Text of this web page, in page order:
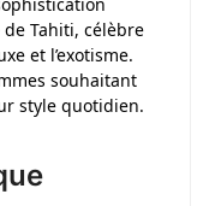
Tahiti, célèbre
et l’exotisme.
souhaitant
style quotidien.